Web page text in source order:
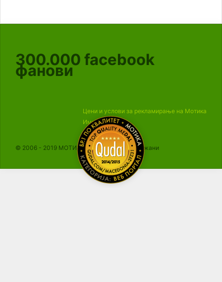
300.000 facebook
фанови
Цени и услови за рекламирање на Мотика
Импресум
© 2006 - 2019 МОТИКА, Сите права се задржани